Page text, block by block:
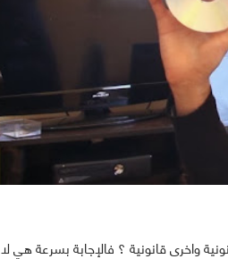
واخرى قانونية ؟ فالإجابة بسرعة هي لا